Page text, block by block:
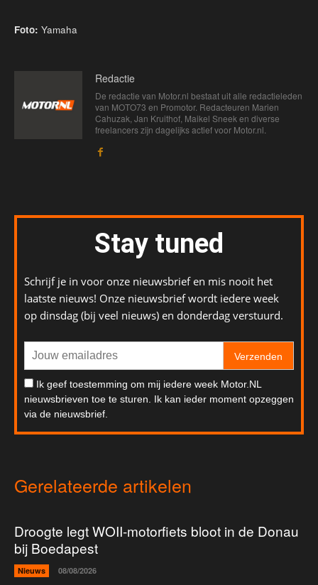
Foto: Yamaha
Redactie
De redactie van Motor.nl bestaat uit alle redactieleden
van MOTO73 en Promotor. Redacteuren Marien
Cahuzak, Jan Kruithof, Maikel Sneek en diverse
freelancers zijn dagelijks actief voor Motor.nl.
Stay tuned
Schrijf je in voor onze nieuwsbrief en mis nooit het
laatste nieuws! Onze nieuwsbrief wordt iedere week
op dinsdag (bij veel nieuws) en donderdag verstuurd.
Verzenden
Ik geef toestemming om mij iedere week Motor.NL
nieuwsbrieven toe te sturen. Ik kan ieder moment opzeggen
via de nieuwsbrief.
Gerelateerde artikelen
Droogte legt WOII-motorfiets bloot in de Donau
bij Boedapest
Nieuws 08/08/2026